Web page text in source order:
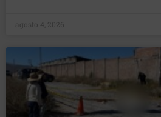
agosto 4, 2026